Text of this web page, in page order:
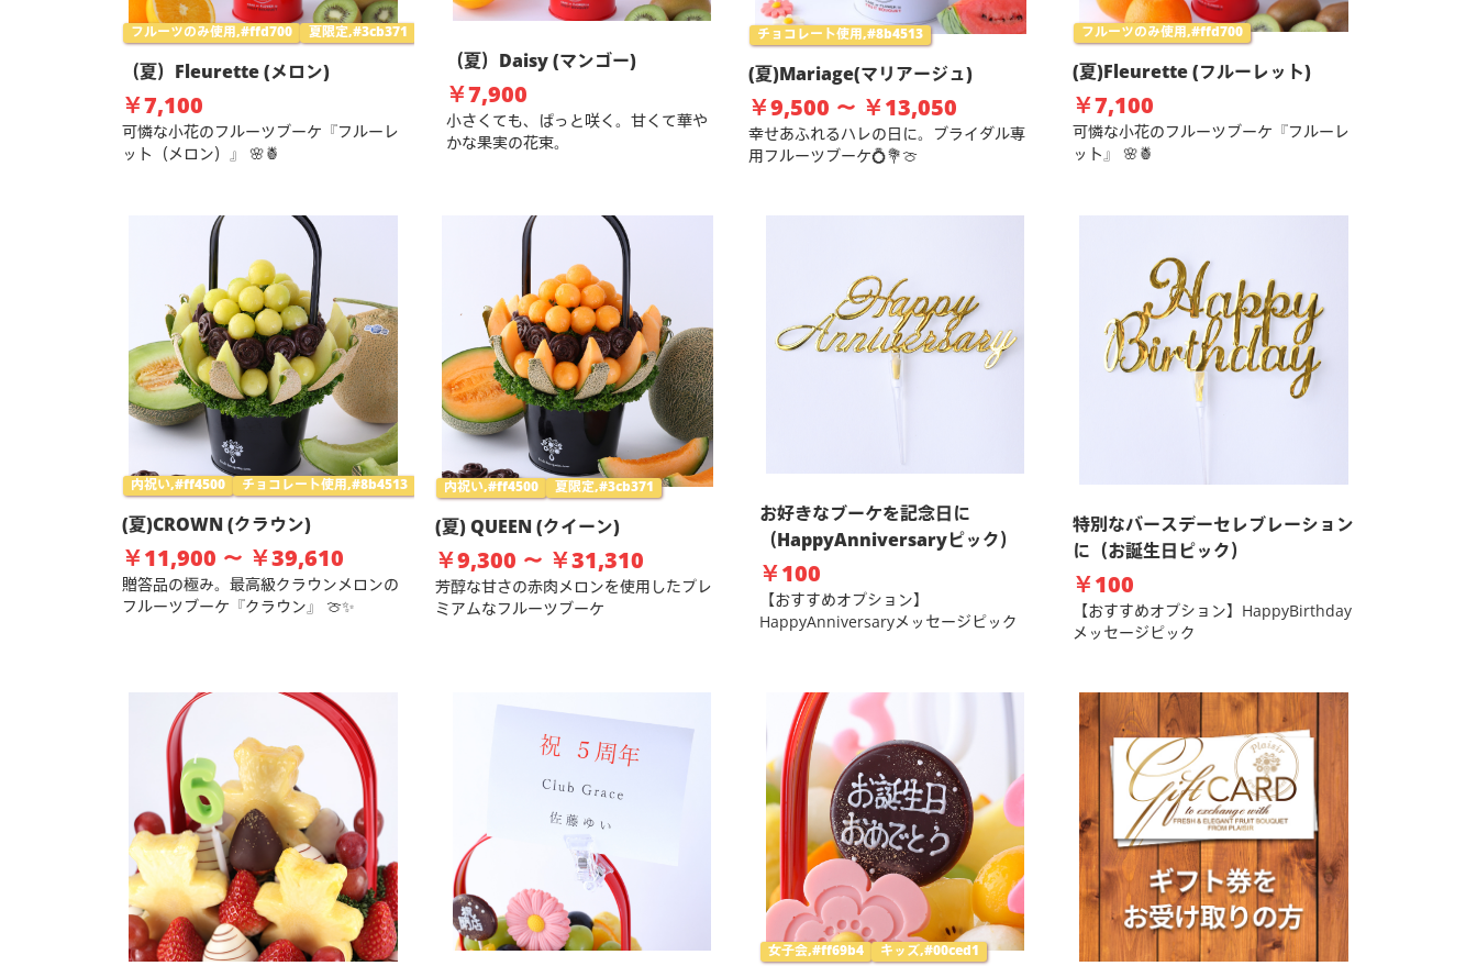
フルーツのみ使用,#ffd700 夏限定,#3cb371
（夏）Fleurette (メロン)
￥7,100
可憐な小花のフルーツブーケ『フルーレ
ット（メロン）』 🌸🍍
（夏）Daisy (マンゴー)
￥7,900
小さくても、ぱっと咲く。甘くて華や
かな果実の花束。
チョコレート使用,#8b4513
(夏)Mariage(マリアージュ)
￥9,500 ～ ￥13,050
幸せあふれるハレの日に。ブライダル専
用フルーツブーケ💍💐🍈
フルーツのみ使用,#ffd700
(夏)Fleurette (フルーレット)
￥7,100
可憐な小花のフルーツブーケ『フルーレ
ット』 🌸🍍
内祝い,#ff4500 チョコレート使用,#8b4513
(夏)CROWN (クラウン)
￥11,900 ～ ￥39,610
贈答品の極み。最高級クラウンメロンの
フルーツブーケ『クラウン』 🍈✨
内祝い,#ff4500 夏限定,#3cb371
(夏) QUEEN (クイーン)
￥9,300 ～ ￥31,310
芳醇な甘さの赤肉メロンを使用したプレ
ミアムなフルーツブーケ
お好きなブーケを記念日に
（HappyAnniversaryピック）
￥100
【おすすめオプション】
HappyAnniversaryメッセージピック
特別なバースデーセレブレーション
に（お誕生日ピック）
￥100
【おすすめオプション】HappyBirthday
メッセージピック
女子会,#ff69b4 キッズ,#00ced1